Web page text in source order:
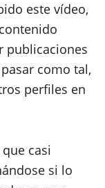
este vídeo,
publicaciones
como tal,
perfiles en
casi
si lo